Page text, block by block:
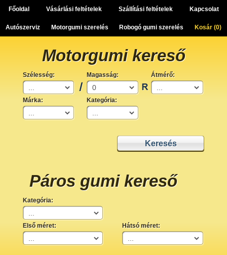
Főoldal Vásárlási feltételek Szállítási feltételek Kapcsolat
Autószerviz Motorgumi szerelés Robogó gumi szerelés Kosár (0)
Motorgumi kereső
Szélesség: Magasság: Átmérő:
Márka: Kategória:
Páros gumi kereső
Kategória:
Első méret: Hátsó méret: